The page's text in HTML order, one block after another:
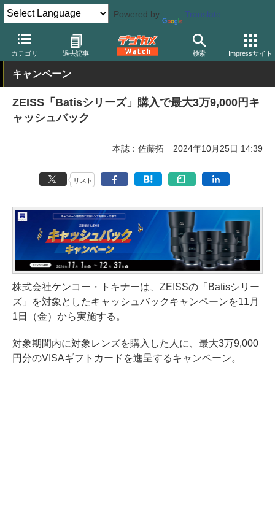
Powered by Translate
カテゴリ 過去記事 検索 Impressサイト
デジカメ Watch レンズ 交換レンズ カールツァイス
キャンペーン
ZEISS「Batisシリーズ」購入で最大3万9,000円キ
ャッシュバック
本誌：佐藤拓 2024年10月25日 14:39
リスト
株式会社ケンコー・トキナーは、ZEISSの「Batisシリー
ズ」を対象としたキャッシュバックキャンペーンを11月
1日（金）から実施する。
対象期間内に対象レンズを購入した人に、最大3万9,000
円分のVISAギフトカードを進呈するキャンペーン。